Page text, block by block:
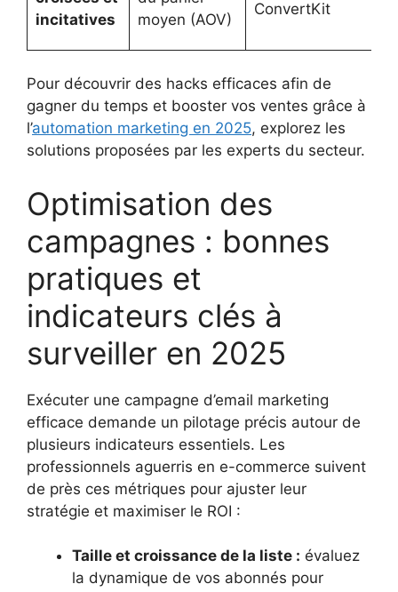
incitatives
moyen (AOV)
ConvertKit
Pour découvrir des hacks efficaces afin de
gagner du temps et booster vos ventes grâce à
l’automation marketing en 2025, explorez les
solutions proposées par les experts du secteur.
Optimisation des
campagnes : bonnes
pratiques et
indicateurs clés à
surveiller en 2025
Exécuter une campagne d’email marketing
efficace demande un pilotage précis autour de
plusieurs indicateurs essentiels. Les
professionnels aguerris en e-commerce suivent
de près ces métriques pour ajuster leur
stratégie et maximiser le ROI :
Taille et croissance de la liste : évaluez
la dynamique de vos abonnés pour